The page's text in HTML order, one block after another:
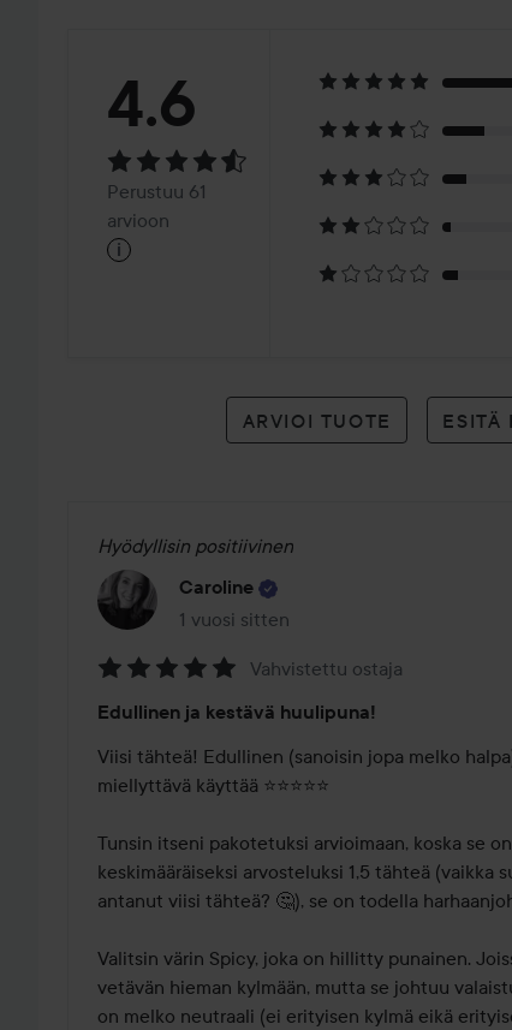
Arvosana:
4.6Perustuu
61
4.6
Perustuu 61
arvioon
i
ARVIOI TUOTE ESITÄ
Hyödyllisin positiivinen
Caroline
1 vuosi sitten
Viesti luotiin 1 vuosi sitten
5
/
5
Vahvistettu ostaja
Edullinen ja kestävä huulipuna!
Viisi tähteä! Edullinen (sanoisin jopa melko
miellyttävä käyttää ⭐⭐⭐⭐⭐
Tunsin itseni pakotetuksi arvioimaan, koska se
keskimääräiseksi arvosteluksi 1,5 tähteä (vaikka
antanut viisi tähteä? 🤔), se on todella
Valitsin värin Spicy, joka on hillitty punainen.
vetävän hieman kylmään, mutta se johtuu
on melko neutraali (ei erityisen kylmä eikä